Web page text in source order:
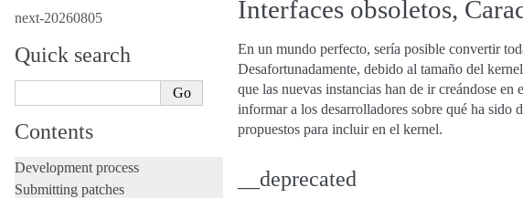
next-20260805
Quick search
Contents
Development process
Submitting patches
Interfaces obsoletos,
En un mundo perfecto, sería posible convertir
Desafortunadamente, debido al tamaño del
que las nuevas instancias han de ir creándose
informar a los desarrolladores sobre qué ha sido
propuestos para incluir en el kernel.
__deprecated